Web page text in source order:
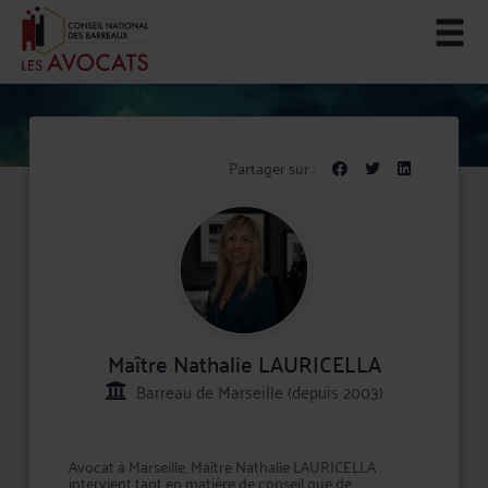
Partager sur :
Maître Nathalie LAURICELLA
Barreau de Marseille (depuis 2003)
Avocat à Marseille, Maître Nathalie LAURICELLA
intervient tant en matière de conseil que de